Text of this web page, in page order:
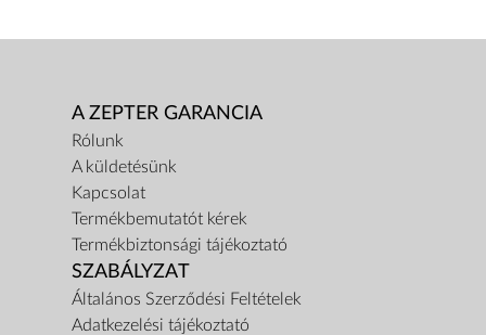
A ZEPTER GARANCIA
Rólunk
A küldetésünk
Kapcsolat
Termékbemutatót kérek
Termékbiztonsági tájékoztató
SZABÁLYZAT
Általános Szerződési Feltételek
Adatkezelési tájékoztató